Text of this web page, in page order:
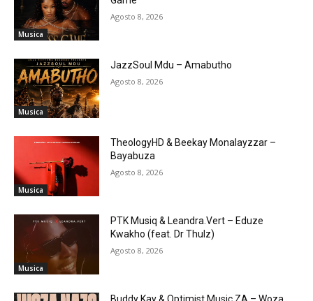
Musica
Agosto 8, 2026
Musica
JazzSoul Mdu – Amabutho
Agosto 8, 2026
Musica
TheologyHD & Beekay Monalayzzar –
Bayabuza
Agosto 8, 2026
Musica
PTK Musiq & Leandra.Vert – Eduze
Kwakho (feat. Dr Thulz)
Agosto 8, 2026
Buddy Kay & Optimist Music ZA – Woza